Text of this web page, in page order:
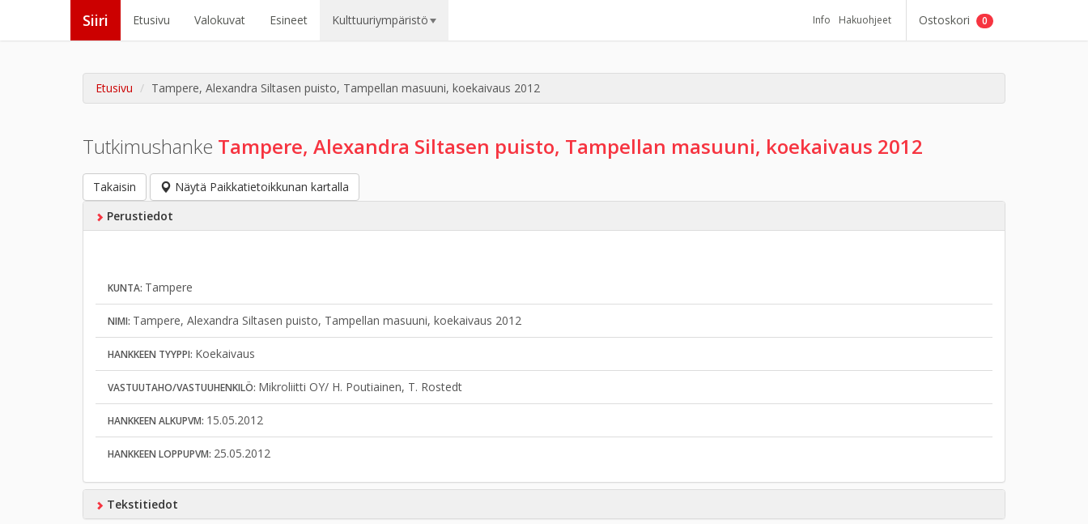
Siiri Etusivu Valokuvat Esineet Kulttuuriympäristö Info Hakuohjeet Ostoskori 0
Etusivu Tampere, Alexandra Siltasen puisto, Tampellan masuuni, koekaivaus 2012
Tutkimushanke Tampere, Alexandra Siltasen puisto, Tampellan masuuni, koekaivaus 2012
Takaisin
Näytä Paikkatietoikkunan kartalla
Perustiedot
KUNTA: Tampere
NIMI: Tampere, Alexandra Siltasen puisto, Tampellan masuuni, koekaivaus 2012
HANKKEEN TYYPPI: Koekaivaus
VASTUUTAHO/VASTUUHENKILÖ: Mikroliitti OY/ H. Poutiainen, T. Rostedt
HANKKEEN ALKUPVM: 15.05.2012
HANKKEEN LOPPUPVM: 25.05.2012
Tekstitiedot